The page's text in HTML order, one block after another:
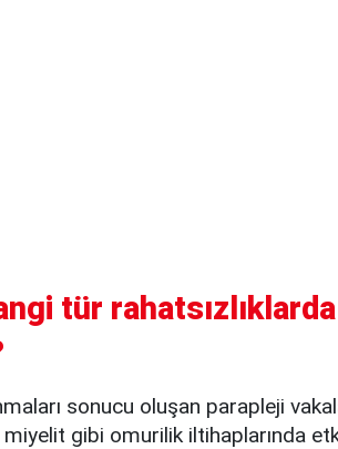
tür rahatsızlıklarda
sonucu oluşan parapleji
gibi omurilik iltihaplarında